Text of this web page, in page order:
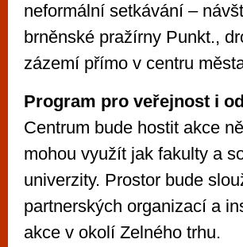
neformální setkávání –
brněnské pražírny Punkt.,
zázemí přímo v centru
Program pro veřejnost i
Centrum bude hostit akce
mohou využít jak fakulty a
univerzity. Prostor bude
partnerských organizací a
akce v okolí Zelného trhu.